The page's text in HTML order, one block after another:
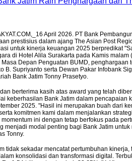
April 2026. PT Bank
prestisius dalam ajang The Asian Post
untuk kinerja keuangan 2025 berpredikat
di Hotel Alila Surakarta pada Kamis
Depan Penguatan BUMD,
B. Supriyanto serta Dewan Pakar Infobank
Bank Jatim Tonny Prasetyo.
berterima kasih atas award yang telah
keberhasilan Bank Jatim dalam pencapaian
2025. "Hasil ini merupakan buah dari
komitmen kami dalam menjalankan
ini dengan tetap berfokus pada
menjadi modal penting bagi Bank Jatim
Tonny.
tidak sekadar mencatat pertumbuhan
konsolidasi dan transformasi digital.